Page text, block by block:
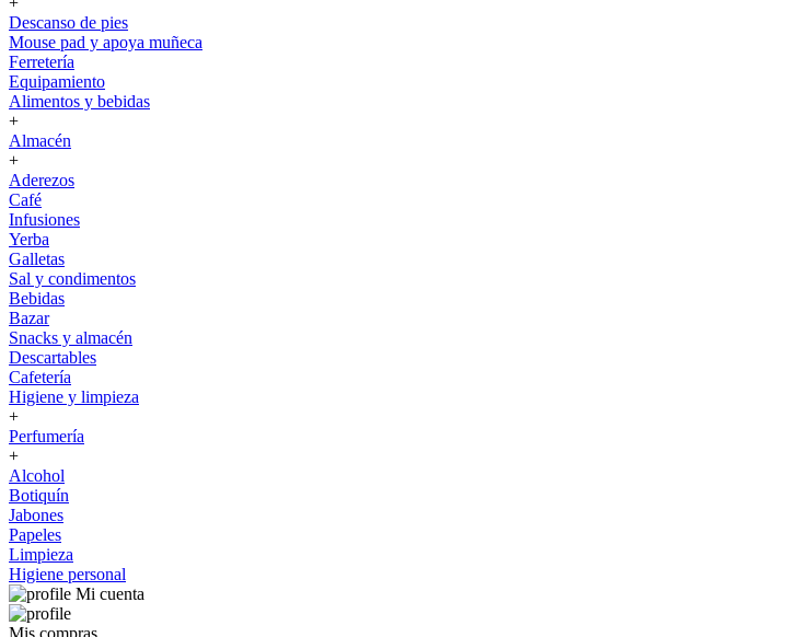
Descanso de pies
Mouse pad y apoya muñeca
Ferretería
Equipamiento
Alimentos y bebidas
+
Almacén
+
Aderezos
Café
Infusiones
Yerba
Galletas
Sal y condimentos
Bebidas
Bazar
Snacks y almacén
Descartables
Cafetería
Higiene y limpieza
+
Perfumería
+
Alcohol
Botiquín
Jabones
Papeles
Limpieza
Higiene personal
Mi cuenta
Mis compras